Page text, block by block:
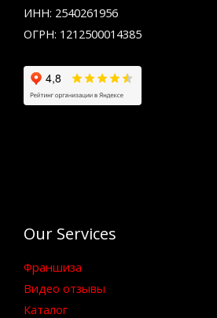
ИНН: 2540261956
ОГРН: 1212500014385
Our Services
Франшиза
Видео отзывы
Каталог